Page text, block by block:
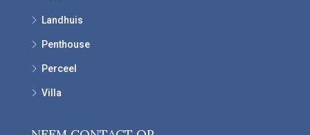
Landhuis
Penthouse
Perceel
Villa